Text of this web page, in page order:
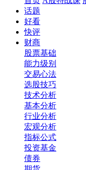
话题
好看
快评
财商
股票基础
能力级别
交易心法
选股技巧
技术分析
基本分析
行业分析
宏观分析
指标公式
投资基金
债券